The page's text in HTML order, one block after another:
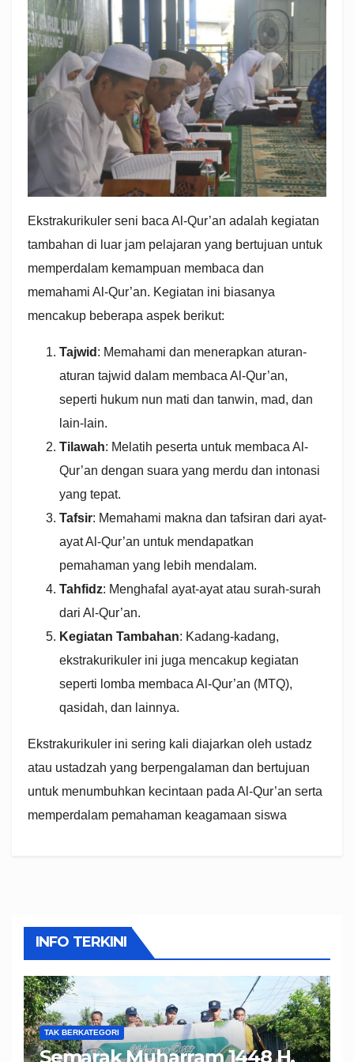
Ekstrakurikuler seni baca Al-Qur’an adalah kegiatan
tambahan di luar jam pelajaran yang bertujuan untuk
memperdalam kemampuan membaca dan
memahami Al-Qur’an. Kegiatan ini biasanya
mencakup beberapa aspek berikut:
Tajwid : Memahami dan menerapkan aturan-
aturan tajwid dalam membaca Al-Qur’an,
seperti hukum nun mati dan tanwin, mad, dan
lain-lain.
Tilawah: Melatih peserta untuk membaca Al-
Qur’an dengan suara yang merdu dan intonasi
yang tepat.
Tafsir: Memahami makna dan tafsiran dari ayat-
ayat Al-Qur’an untuk mendapatkan
pemahaman yang lebih mendalam.
Tahfidz: Menghafal ayat-ayat atau surah-surah
dari Al-Qur’an.
Kegiatan Tambahan: Kadang-kadang,
ekstrakurikuler ini juga mencakup kegiatan
seperti lomba membaca Al-Qur’an (MTQ),
qasidah, dan lainnya.
Ekstrakurikuler ini sering kali diajarkan oleh ustadz
atau ustadzah yang berpengalaman dan bertujuan
untuk menumbuhkan kecintaan pada Al-Qur’an serta
memperdalam pemahaman keagamaan siswa
INFO TERKINI
TAK BERKATEGORI
Semarak Muharram 1448 H,